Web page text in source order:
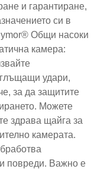
и гарантиране,
си в
Общи насоки
камера:
удари,
за да защитите
Можете
здрава щайга за
камерата.
повреди. Важно е